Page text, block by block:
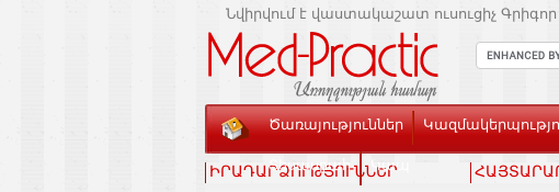
Նվիրվում է վաստակաշատ ուսուցիչ
Ծառայություններ
Տեսասրահ Կապ
ԻՐԱԴԱՐՁՈՒԹՅՈՒՆՆԵՐ